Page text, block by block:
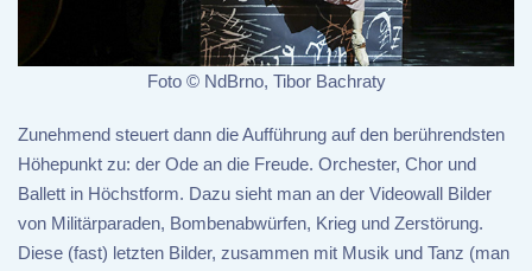
Foto © NdBrno, Tibor Bachraty
Zunehmend steuert dann die Aufführung auf den berührendsten
Höhepunkt zu: der Ode an die Freude. Orchester, Chor und
Ballett in Höchstform. Dazu sieht man an der Videowall Bilder
von Militärparaden, Bombenabwürfen, Krieg und Zerstörung.
Diese (fast) letzten Bilder, zusammen mit Musik und Tanz (man